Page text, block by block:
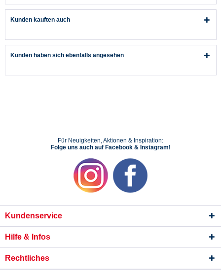
Kunden kauften auch
Kunden haben sich ebenfalls angesehen
Für Neuigkeiten, Aktionen & Inspiration:
Folge uns auch auf Facebook & Instagram!
Kundenservice
Hilfe & Infos
Rechtliches